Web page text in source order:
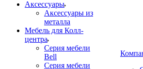
Аксессуары
Аксессуары из
металла
Мебель для Колл-
центра
Серия мебели
Bell
Серия мебели